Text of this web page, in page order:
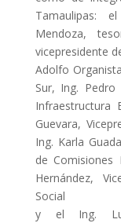
Tamaulipas:
Mendoza,
vicepresidente
Adolfo
Sur, Ing. Pedro
Infraestructura
Guevara,
Ing. Karla
de Comisiones
Hernández,
Social
y el Ing.